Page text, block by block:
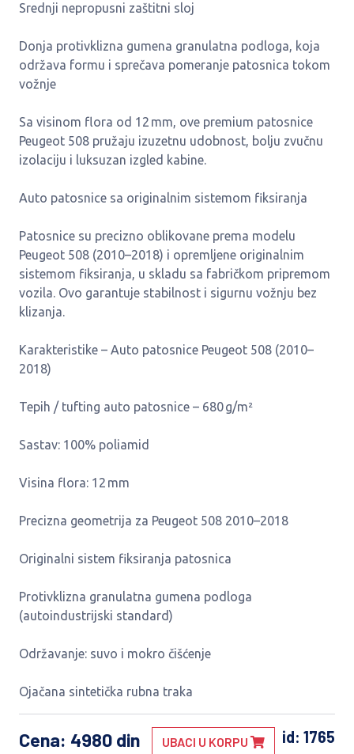
Srednji nepropusni zaštitni sloj
Donja protivklizna gumena granulatna podloga, koja
održava formu i sprečava pomeranje patosnica tokom
vožnje
Sa visinom flora od 12 mm, ove premium patosnice
Peugeot 508 pružaju izuzetnu udobnost, bolju zvučnu
izolaciju i luksuzan izgled kabine.
Auto patosnice sa originalnim sistemom fiksiranja
Patosnice su precizno oblikovane prema modelu
Peugeot 508 (2010–2018) i opremljene originalnim
sistemom fiksiranja, u skladu sa fabričkom pripremom
vozila. Ovo garantuje stabilnost i sigurnu vožnju bez
klizanja.
Karakteristike – Auto patosnice Peugeot 508 (2010–
2018)
Tepih / tufting auto patosnice – 680 g/m²
Sastav: 100% poliamid
Visina flora: 12 mm
Precizna geometrija za Peugeot 508 2010–2018
Originalni sistem fiksiranja patosnica
Protivklizna granulatna gumena podloga
(autoindustrijski standard)
Održavanje: suvo i mokro čišćenje
Ojačana sintetička rubna traka
Cena: 4980 din id: 1765
UBACI U KORPU